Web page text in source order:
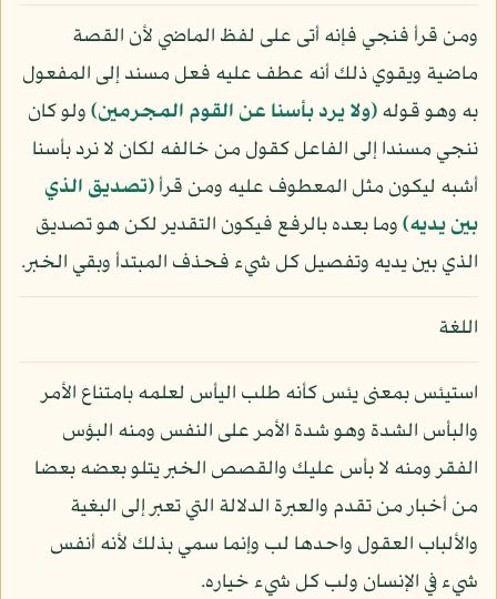
ومن قرأ فنجي فإنه أتى على لفظ الماضي لأن القصة
ماضية ويقوي ذلك أنه عطف عليه فعل مسند إلى المفعول
به وهو قوله﴿ولا يرد بأسنا عن القوم المجرمين﴾ولو كان
ننجي مسندا إلى الفاعل كقول من خالفه لكان لا نرد بأسنا
أشبه ليكون مثل المعطوف عليه ومن قرأ﴿تصديق الذي
بين يديه﴾وما بعده بالرفع فيكون التقدير لكن هو تصديق
الذي بين يديه وتفصيل كل شيء فحذف المبتدأ وبقي الخبر.
اللغة
استيئس بمعنى يئس كأنه طلب اليأس لعلمه بامتناع الأمر
والبأس الشدة وهو شدة الأمر على النفس ومنه البؤس
الفقر ومنه لا بأس عليك والقصص الخبر يتلو بعضه بعضا
من أخبار من تقدم والعبرة الدلالة التي تعبر إلى البغية
والألباب العقول واحدها لب وإنما سمي بذلك لأنه أنفس
شيء في الإنسان ولب كل شيء خياره.